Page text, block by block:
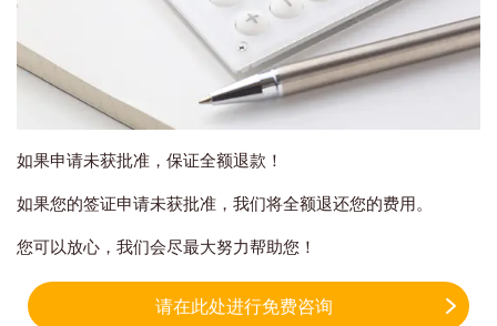
如果申请未获批准，保证全额退款！
如果您的签证申请未获批准，我们将全额退还您的费用。
您可以放心，我们会尽最大努力帮助您！
请在此处进行免费咨询